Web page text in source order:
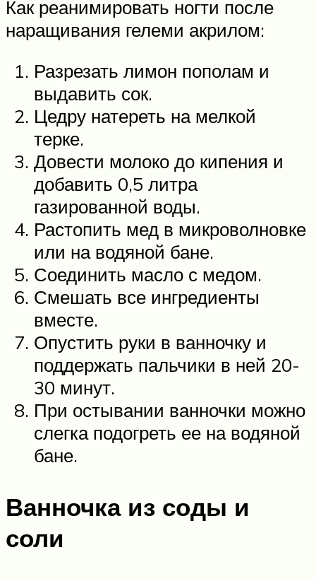
Как реанимировать ногти после
наращивания гелеми акрилом:
Разрезать лимон пополам и
выдавить сок.
Цедру натереть на мелкой
терке.
Довести молоко до кипения и
добавить 0,5 литра
газированной воды.
Растопить мед в микроволновке
или на водяной бане.
Соединить масло с медом.
Смешать все ингредиенты
вместе.
Опустить руки в ванночку и
поддержать пальчики в ней 20-
30 минут.
При остывании ванночки можно
слегка подогреть ее на водяной
бане.
Ванночка из соды и
соли